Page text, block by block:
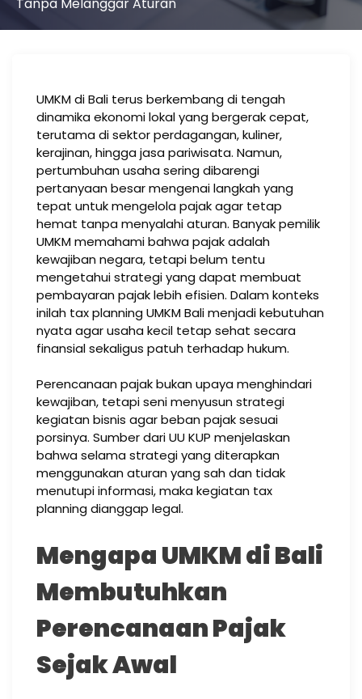
UMKM di Bali terus berkembang di tengah
dinamika ekonomi lokal yang bergerak cepat,
terutama di sektor perdagangan, kuliner,
kerajinan, hingga jasa pariwisata. Namun,
pertumbuhan usaha sering dibarengi
pertanyaan besar mengenai langkah yang
tepat untuk mengelola pajak agar tetap
hemat tanpa menyalahi aturan. Banyak pemilik
UMKM memahami bahwa pajak adalah
kewajiban negara, tetapi belum tentu
mengetahui strategi yang dapat membuat
pembayaran pajak lebih efisien. Dalam konteks
inilah tax planning UMKM Bali menjadi kebutuhan
nyata agar usaha kecil tetap sehat secara
finansial sekaligus patuh terhadap hukum.
Perencanaan pajak bukan upaya menghindari
kewajiban, tetapi seni menyusun strategi
kegiatan bisnis agar beban pajak sesuai
porsinya. Sumber dari UU KUP menjelaskan
bahwa selama strategi yang diterapkan
menggunakan aturan yang sah dan tidak
menutupi informasi, maka kegiatan tax
planning dianggap legal.
Mengapa UMKM di Bali
Membutuhkan
Perencanaan Pajak
Sejak Awal